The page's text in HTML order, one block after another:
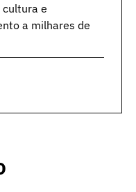
cultura e
a milhares de